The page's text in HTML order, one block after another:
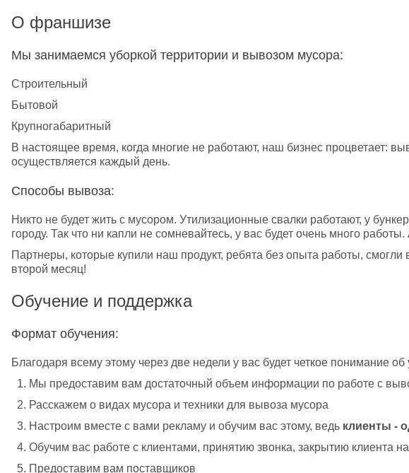
О франшизе
Мы занимаемся уборкой территории и вывозом мусора:
Строительный
Бытовой
Крупногабаритный
В настоящее время, когда многие не работают, наш бизнес процветает:
осуществляется каждый день.
Способы вывоза:
Никто не будет жить с мусором. Утилизационные свалки работают, у
городу. Так что ни капли не сомневайтесь, у вас будет очень много работы.
Партнеры, которые купили наш продукт, ребята без опыта работы,
второй месяц!
Обучение и поддержка
Формат обучения:
Благодаря всему этому через две недели у вас будет четкое понимание об
Мы предоставим вам достаточный объем информации по работе с
Расскажем о видах мусора и техники для вывоза мусора
Настроим вместе с вами рекламу и обучим вас этому, ведь клиенты -
Обучим вас работе с клиентами, принятию звонка, закрытию клиента
Предоставим вам поставщиков